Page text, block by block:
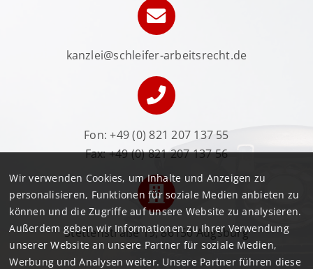
kanzlei@schleifer-arbeitsrecht.de
Fon:+49 (0) 821 207 137 55
Fax: +49 (0) 821 207 137 56
Stettenstraße 19, 86150 Augsburg
Wir verwenden Cookies, um Inhalte und Anzeigen zu
personalisieren, Funktionen für soziale Medien anbieten zu
können und die Zugriffe auf unsere Website zu analysieren.
Außerdem geben wir Informationen zu Ihrer Verwendung
unserer Website an unsere Partner für soziale Medien,
Werbung und Analysen weiter. Unsere Partner führen diese